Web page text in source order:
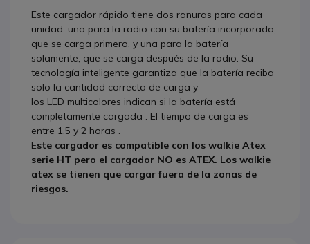
Este cargador rápido tiene dos ranuras para cada
unidad: una para la radio con su batería incorporada,
que se carga primero, y una para la batería
solamente, que se carga después de la radio. Su
tecnología inteligente garantiza que la batería reciba
solo la cantidad correcta de carga y
los LED multicolores indican si la batería está
completamente cargada . El tiempo de carga es
entre 1,5 y 2 horas .
Este cargador es compatible con los walkie Atex
serie HT pero el cargador NO es ATEX. Los walkie
atex se tienen que cargar fuera de la zonas de
riesgos.